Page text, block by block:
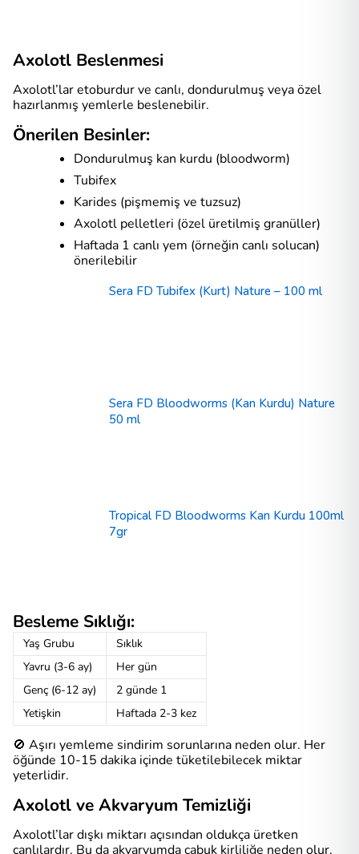
Axolotl Beslenmesi
Axolotl’lar etoburdur ve canlı, dondurulmuş veya özel
hazırlanmış yemlerle beslenebilir.
Önerilen Besinler:
Dondurulmuş kan kurdu (bloodworm)
Tubifex
Karides (pişmemiş ve tuzsuz)
Axolotl pelletleri (özel üretilmiş granüller)
Haftada 1 canlı yem (örneğin canlı solucan)
önerilebilir
Sera FD Tubifex (Kurt) Nature – 100 ml
Sera FD Bloodworms (Kan Kurdu) Nature
50 ml
Tropical FD Bloodworms Kan Kurdu 100ml
7gr
Besleme Sıklığı:
Yaş Grubu
Sıklık
Yavru (3-6 ay)
Her gün
Genç (6-12 ay)
2 günde 1
Yetişkin
Haftada 2-3 kez
🚫 Aşırı yemleme sindirim sorunlarına neden olur. Her
öğünde 10-15 dakika içinde tüketilebilecek miktar
yeterlidir.
Axolotl ve Akvaryum Temizliği
Axolotl’lar dışkı miktarı açısından oldukça üretken
canlılardır. Bu da akvaryumda çabuk kirliliğe neden olur.